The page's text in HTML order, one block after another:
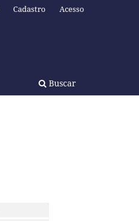
Buscar
Cadastro Acesso